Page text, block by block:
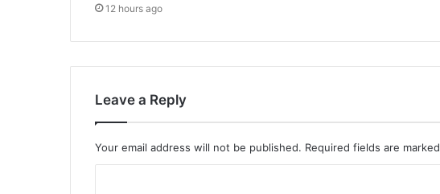
12 hours ago
Leave a Reply
Your email address will not be published. Required fields are marked